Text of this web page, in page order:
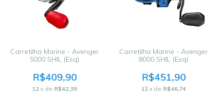
Carretilha Marine - Avenger
5000 SHIL (Esq)
R$409,90
12 x de R$42,39
Carretilha Marine - Avenger
8000 SHIL (Esq)
R$451,90
12 x de R$46,74